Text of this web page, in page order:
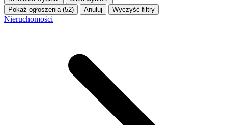
Pokaż ogłoszenia (52)
Anuluj Wyczyść filtry
Nieruchomości